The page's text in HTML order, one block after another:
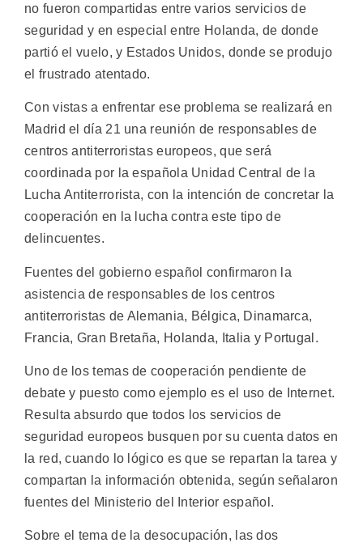
no fueron compartidas entre varios servicios de
seguridad y en especial entre Holanda, de donde
partió el vuelo, y Estados Unidos, donde se produjo
el frustrado atentado.
Con vistas a enfrentar ese problema se realizará en
Madrid el día 21 una reunión de responsables de
centros antiterroristas europeos, que será
coordinada por la española Unidad Central de la
Lucha Antiterrorista, con la intención de concretar la
cooperación en la lucha contra este tipo de
delincuentes.
Fuentes del gobierno español confirmaron la
asistencia de responsables de los centros
antiterroristas de Alemania, Bélgica, Dinamarca,
Francia, Gran Bretaña, Holanda, Italia y Portugal.
Uno de los temas de cooperación pendiente de
debate y puesto como ejemplo es el uso de Internet.
Resulta absurdo que todos los servicios de
seguridad europeos busquen por su cuenta datos en
la red, cuando lo lógico es que se repartan la tarea y
compartan la información obtenida, según señalaron
fuentes del Ministerio del Interior español.
Sobre el tema de la desocupación, las dos